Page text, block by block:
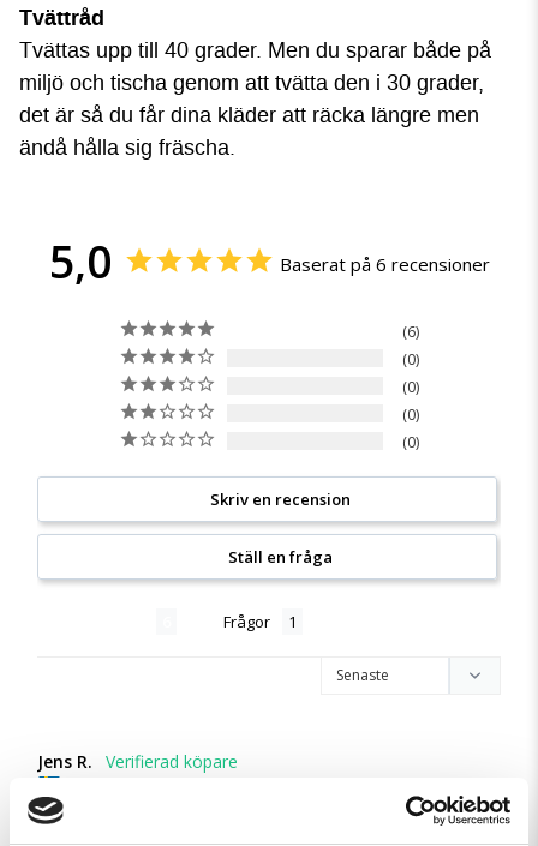
Tvättråd
Tvättas upp till 40 grader. Men du sparar både på
miljö och tischa genom att tvätta den i 30 grader,
det är så du får dina kläder att räcka längre men
ändå hålla sig fräscha.
5,0 Baserat på 6 recensioner
6
0
0
0
0
Skriv en recension
Ställ en fråga
Frågor
Jens R.